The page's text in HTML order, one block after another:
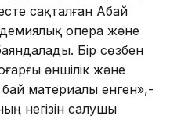
сақталған Абай
опера және
Бір сөзбен
әншілік және
материалы енген»,-
негізін салушы